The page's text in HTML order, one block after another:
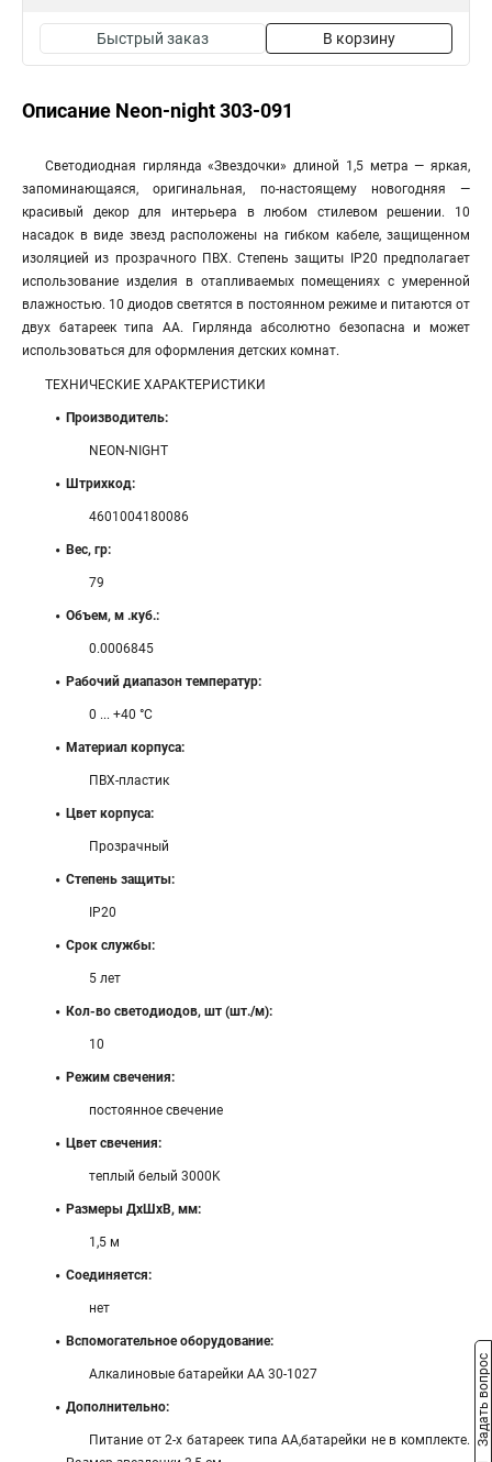
Быстрый заказ В корзину
Описание Neon-night 303-091
Светодиодная гирлянда «Звездочки» длиной 1,5 метра — яркая,
запоминающаяся, оригинальная, по-настоящему новогодняя —
красивый декор для интерьера в любом стилевом решении. 10
насадок в виде звезд расположены на гибком кабеле, защищенном
изоляцией из прозрачного ПВХ. Степень защиты IP20 предполагает
использование изделия в отапливаемых помещениях с умеренной
влажностью. 10 диодов светятся в постоянном режиме и питаются от
двух батареек типа АА. Гирлянда абсолютно безопасна и может
использоваться для оформления детских комнат.
ТЕХНИЧЕСКИЕ ХАРАКТЕРИСТИКИ
Производитель:
NEON-NIGHT
Штрихкод:
4601004180086
Вес, гр:
79
Объем, м .куб.:
0.0006845
Рабочий диапазон температур:
0 ... +40 °C
Материал корпуса:
ПВХ-пластик
Цвет корпуса:
Прозрачный
Степень защиты:
IP20
Срок службы:
5 лет
Кол-во светодиодов, шт (шт./м):
10
Режим свечения:
постоянное свечение
Цвет свечения:
теплый белый 3000K
Размеры ДхШхВ, мм:
1,5 м
Соединяется:
нет
Вспомогательное оборудование:
Алкалиновые батарейки AA 30-1027
Дополнительно:
Питание от 2-х батареек типа AA,батарейки не в комплекте.
Задать вопрос